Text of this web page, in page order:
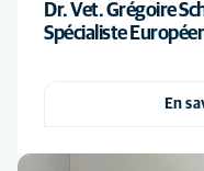
Dr. Vet. Grégoire
Spécialiste
En